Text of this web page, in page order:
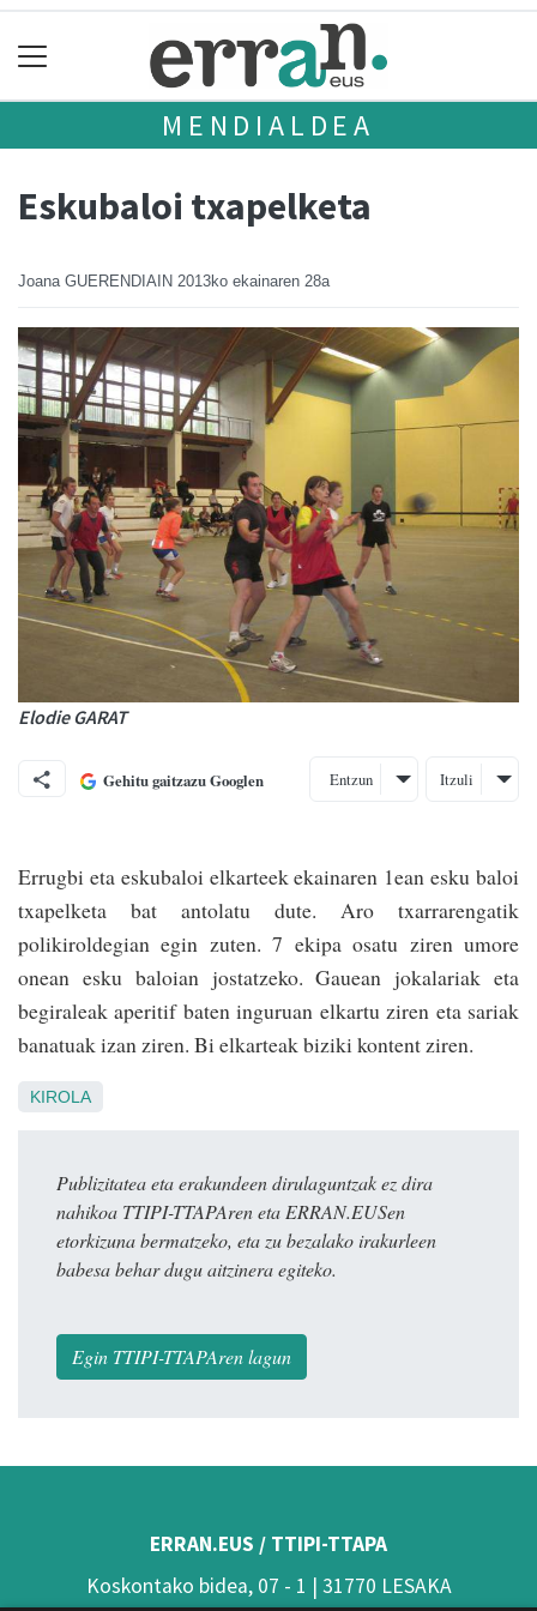
MENDIALDEA
Eskubaloi txapelketa
Joana GUERENDIAIN 2013ko ekainaren 28a
Elodie GARAT
Gehitu gaitzazu Googlen Entzun Itzuli
Errugbi eta eskubaloi elkarteek ekainaren 1ean esku baloi
txapelketa bat antolatu dute. Aro txarrarengatik
polikiroldegian egin zuten. 7 ekipa osatu ziren umore
onean esku baloian jostatzeko. Gauean jokalariak eta
begiraleak aperitif baten inguruan elkartu ziren eta sariak
banatuak izan ziren. Bi elkarteak biziki kontent ziren.
KIROLA
Publizitatea eta erakundeen dirulaguntzak ez dira
nahikoa TTIPI-TTAPAren eta ERRAN.EUSen
etorkizuna bermatzeko, eta zu bezalako irakurleen
babesa behar dugu aitzinera egiteko.
Egin TTIPI-TTAPAren lagun
ERRAN.EUS / TTIPI-TTAPA
Koskontako bidea, 07 - 1 | 31770 LESAKA